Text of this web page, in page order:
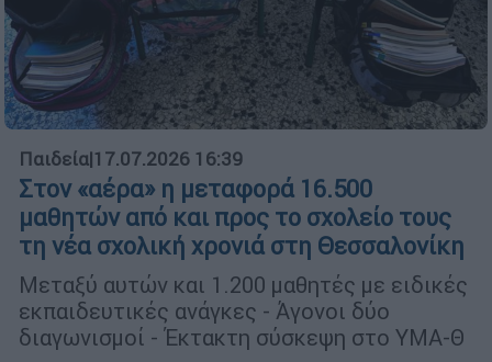
Παιδεία|17.07.2026 16:39
Στον «αέρα» η μεταφορά 16.500
μαθητών από και προς το σχολείο τους
τη νέα σχολική χρονιά στη Θεσσαλονίκη
Μεταξύ αυτών και 1.200 μαθητές με ειδικές
εκπαιδευτικές ανάγκες - Άγονοι δύο
διαγωνισμοί - Έκτακτη σύσκεψη στο ΥΜΑ-Θ